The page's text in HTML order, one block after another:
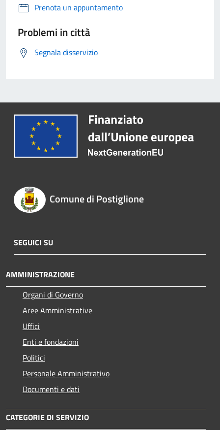
Prenota un appuntamento
Problemi in città
Segnala disservizio
Comune di Postiglione
SEGUICI SU
AMMINISTRAZIONE
Organi di Governo
Aree Amministrative
Uffici
Enti e fondazioni
Politici
Personale Amministrativo
Documenti e dati
CATEGORIE DI SERVIZIO